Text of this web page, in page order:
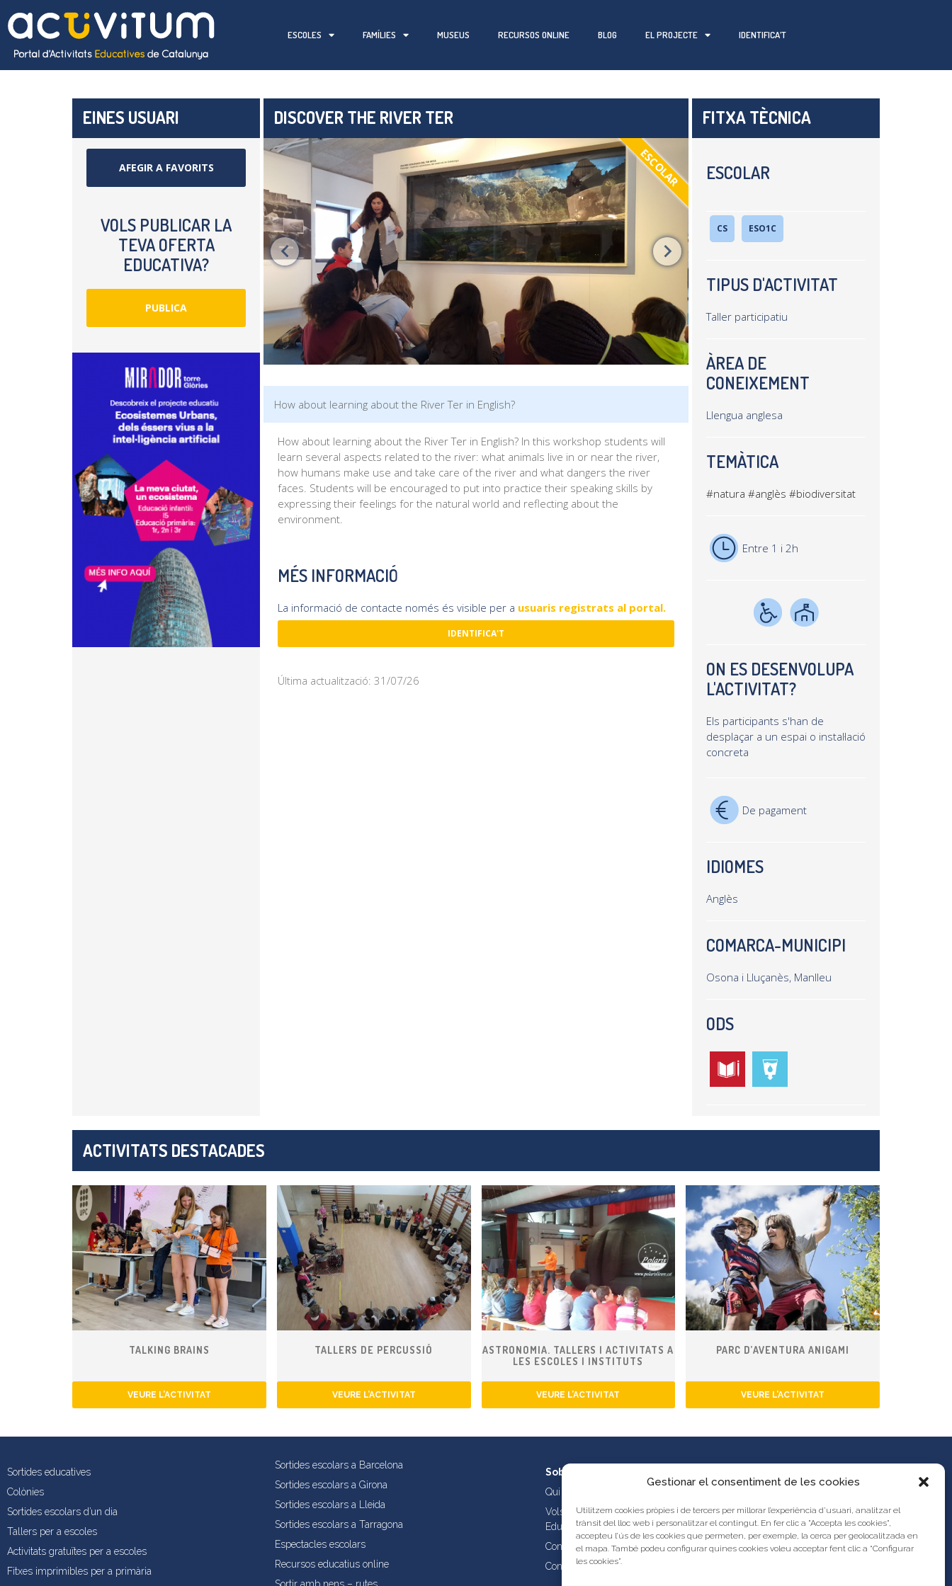
Gestionar el consentiment de les cookies
Utilitzem cookies pròpies i de tercers per millorar l’experiència d’usuari, analitzar el
trànsit del lloc web i personalitzar el contingut. En fer clic a "Accepta les cookies",
accepteu l’ús de les cookies que permeten, per exemple, la cerca per geolocalitzada en
el mapa. També podeu configurar quines cookies voleu acceptar fent clic a “Configurar
les cookies”.
ESCOLES FAMÍLIES MUSEUS RECURSOS ONLINE BLOG EL PROJECTE IDENTIFICA’T
EINES USUARI
AFEGIR A FAVORITS
VOLS PUBLICAR LA
TEVA OFERTA
EDUCATIVA?
PUBLICA
DISCOVER THE RIVER TER
ESCOLAR
How about learning about the River Ter in English?
How about learning about the River Ter in English? In this workshop students will
learn several aspects related to the river: what animals live in or near the river,
how humans make use and take care of the river and what dangers the river
faces. Students will be encouraged to put into practice their speaking skills by
expressing their feelings for the natural world and reflecting about the
environment.
MÉS INFORMACIÓ
La informació de contacte només és visible per a usuaris registrats al portal.
IDENTIFICA'T
Última actualització: 31/07/26
FITXA TÈCNICA
ESCOLAR
CS ESO1C
TIPUS D'ACTIVITAT
Taller participatiu
ÀREA DE
CONEIXEMENT
Llengua anglesa
TEMÀTICA
#natura #anglès #biodiversitat
Entre 1 i 2h
ON ES DESENVOLUPA
L'ACTIVITAT?
Els participants s'han de
desplaçar a un espai o instal·lació
concreta
De pagament
IDIOMES
Anglès
COMARCA-MUNICIPI
Osona i Lluçanès, Manlleu
ODS
ACTIVITATS DESTACADES
TALKING BRAINS
VEURE L’ACTIVITAT
TALLERS DE PERCUSSIÓ
VEURE L’ACTIVITAT
ASTRONOMIA. TALLERS I ACTIVITATS A
LES ESCOLES I INSTITUTS
VEURE L’ACTIVITAT
PARC D’AVENTURA ANIGAMI
VEURE L’ACTIVITAT
Sortides educatives
Colònies
Sortides escolars d’un dia
Tallers per a escoles
Activitats gratuïtes per a escoles
Fitxes imprimibles per a primària
Sortides escolars a Barcelona
Sortides escolars a Girona
Sortides escolars a Lleida
Sortides escolars a Tarragona
Espectacles escolars
Recursos educatius online
Sobre nosaltres
Qui som?
Vols publicar les teves propostes al Portal d’Activitats
Educatives de Catalunya?
Condicions d’ús i avís legal
Contacta amb nosaltres